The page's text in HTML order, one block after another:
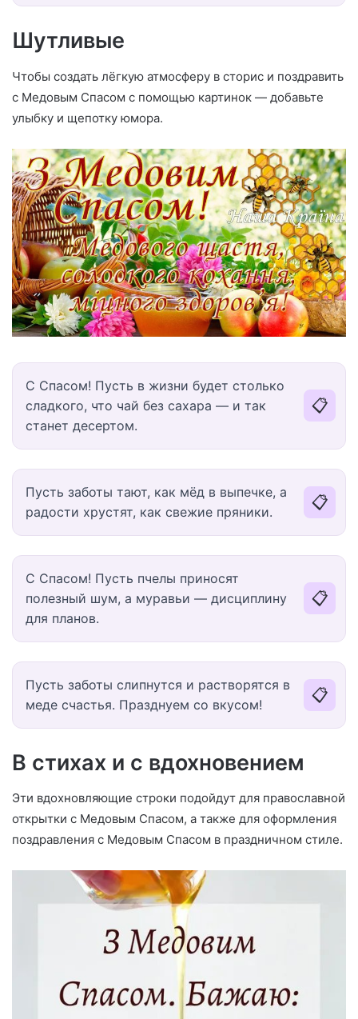
Шутливые
Чтобы создать лёгкую атмосферу в сторис и поздравить
с Медовым Спасом с помощью картинок — добавьте
улыбку и щепотку юмора.
С Спасом! Пусть в жизни будет столько
сладкого, что чай без сахара — и так
станет десертом.
📋
Пусть заботы тают, как мёд в выпечке, а
радости хрустят, как свежие пряники.
📋
С Спасом! Пусть пчелы приносят
полезный шум, а муравьи — дисциплину
для планов.
📋
Пусть заботы слипнутся и растворятся в
меде счастья. Празднуем со вкусом!
📋
В стихах и с вдохновением
Эти вдохновляющие строки подойдут для православной
открытки с Медовым Спасом, а также для оформления
поздравления с Медовым Спасом в праздничном стиле.